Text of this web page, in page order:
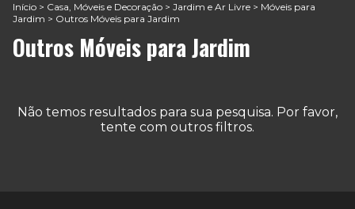
Início > Casa, Móveis e Decoração > Jardim e Ar Livre > Móveis para
Jardim > Outros Móveis para Jardim
Outros Móveis para Jardim
Não temos resultados para sua pesquisa. Por favor,
tente com outros filtros.